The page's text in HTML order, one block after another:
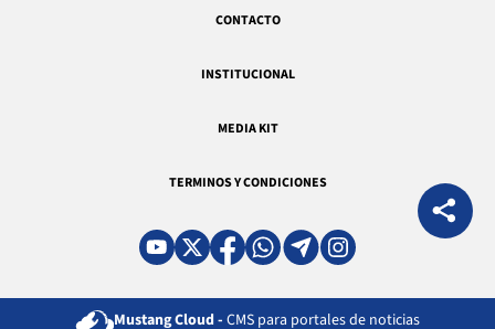
CONTACTO
INSTITUCIONAL
MEDIA KIT
TERMINOS Y CONDICIONES
Mustang Cloud - CMS para portales de noticias